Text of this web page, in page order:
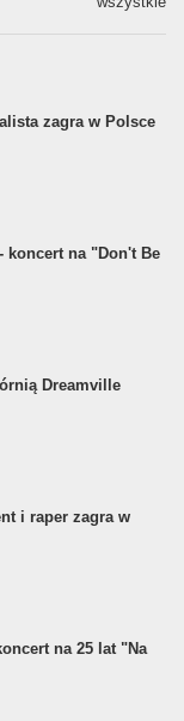
zagra w Polsce
koncert na "Don't Be
Dreamville
i raper zagra w
na 25 lat "Na